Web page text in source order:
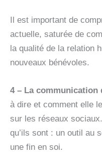
Il est important de
actuelle, saturée de
la qualité de la relation
nouveaux bénévoles.
4 – La communication
à dire et comment elle
sur les réseaux
qu’ils sont : un outil au
une fin en soi.